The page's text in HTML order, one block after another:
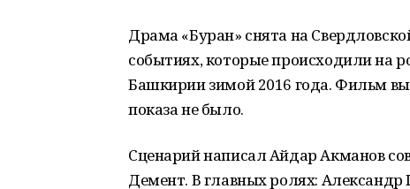
Драма «Буран» снята на
событиях, которые происходили на
Башкирии зимой 2016 года. Фильм
показа не было.
Сценарий написал Айдар Акманов
Демент. В главных ролях: